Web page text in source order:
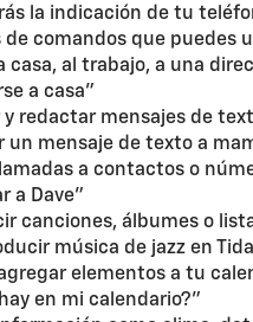
la indicación de tu
de comandos que puedes
casa, al trabajo, a una
a casa"
y redactar mensajes de
un mensaje de texto a
a contactos o
a Dave"
canciones, álbumes o
música de jazz en
elementos a tu
en mi calendario?"